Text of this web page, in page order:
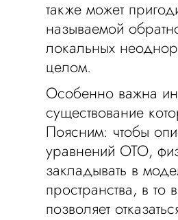
также может
называемой
локальных
целом.
Особенно важна
существование
Поясним: чтобы
уравнений ОТО,
закладывать в
пространства, в то
позволяет